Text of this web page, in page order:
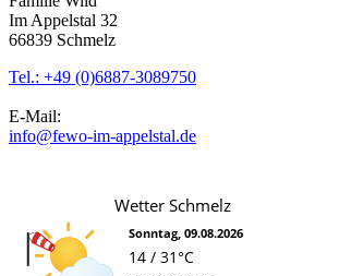
Im Appelstal 32
66839 Schmelz
Tel.: +49 (0)6887-3089750
E-Mail:
info@fewo-im-appelstal.de
Wetter Schmelz
Sonntag, 09.08.2026
14 / 31°C